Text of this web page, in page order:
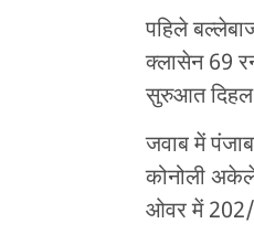
पहिले
क्लासेन 69
सुरुआत दिहल
जवाब में
कोनोली
ओवर में 202/